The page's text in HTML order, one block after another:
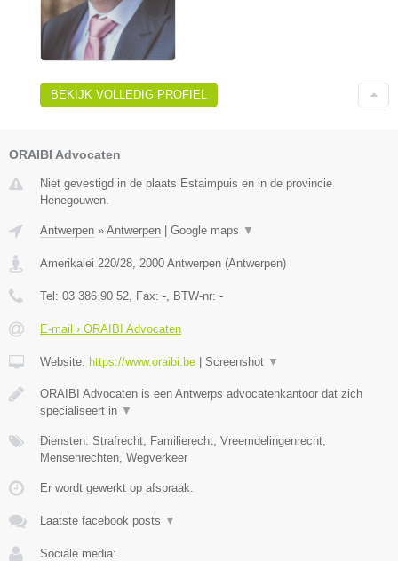
BEKIJK VOLLEDIG PROFIEL
ORAIBI Advocaten
Niet gevestigd in de plaats Estaimpuis en in de provincie
Henegouwen.
Antwerpen » Antwerpen | Google maps ▼
Amerikalei 220/28 2000 Antwerpen (Antwerpen)
Tel: 03 386 90 52 , Fax: - , BTW-nr: -
E-mail › ORAIBI Advocaten
Website: https://www.oraibi.be | Screenshot ▼
ORAIBI Advocaten is een Antwerps advocatenkantoor dat zich
specialiseert in ▼
Diensten: Strafrecht, Familierecht, Vreemdelingenrecht,
Mensenrechten, Wegverkeer
Er wordt gewerkt op afspraak.
Laatste facebook posts ▼
Sociale media: